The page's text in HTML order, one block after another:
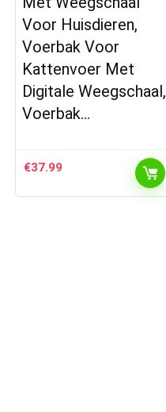
Voor Huisdieren,
Voerbak Voor
Kattenvoer Met
Digitale Weegschaal,
Voerbak…
€37.99